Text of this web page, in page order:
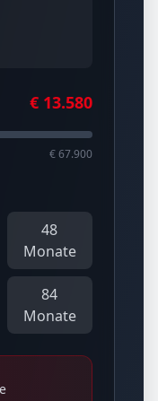
€ 13.580
€ 67.900
48
Monate
84
Monate